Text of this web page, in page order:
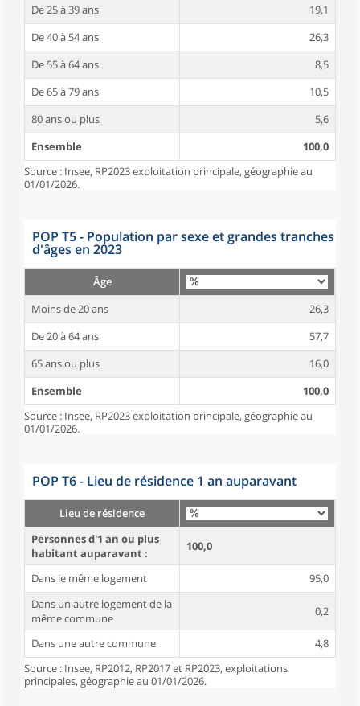
De 25 à 39 ans
19,1
De 40 à 54 ans
26,3
De 55 à 64 ans
8,5
De 65 à 79 ans
10,5
80 ans ou plus
5,6
Ensemble
100,0
Source : Insee, RP2023 exploitation principale, géographie au
01/01/2026.
POP T5 - Population par sexe et grandes tranches
d'âges en 2023
Âge
Moins de 20 ans
26,3
De 20 à 64 ans
57,7
65 ans ou plus
16,0
Ensemble
100,0
Source : Insee, RP2023 exploitation principale, géographie au
01/01/2026.
POP T6 - Lieu de résidence 1 an auparavant
Lieu de résidence
Personnes d'1 an ou plus
habitant auparavant :
100,0
Dans le même logement
95,0
Dans un autre logement de la
même commune
0,2
Dans une autre commune
4,8
Source : Insee, RP2012, RP2017 et RP2023, exploitations
principales, géographie au 01/01/2026.